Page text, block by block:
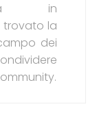
in
trovato la
dei